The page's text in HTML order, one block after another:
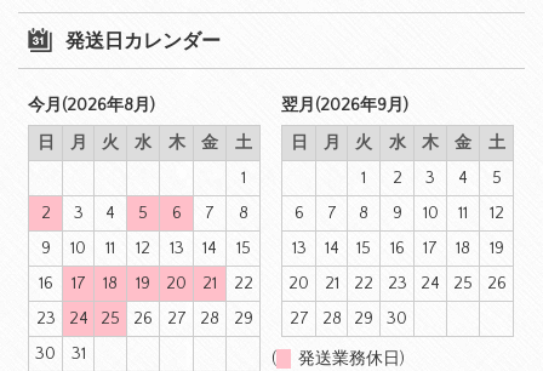
発送日カレンダー
今月(2026年8月)
日
月 火 水 木 金
土
1
2
3 4 5 6 7
8
9
10 11 12 13 14
15
16
17 18 19 20 21
22
23
24 25 26 27 28
29
30
31
翌月(2026年9月)
日
月 火 水 木 金
土
1
2 3 4
5
6
7 8 9 10 11
12
13
14 15 16 17 18
19
20
21 22 23 24 25
26
27
28 29 30
( 発送業務休日)